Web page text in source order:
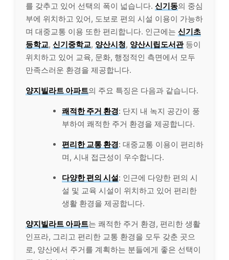
를 갖추고 있어 선택의 폭이 넓습니다. 신기동의 중심
부에 위치하고 있어, 도보로 편의 시설 이용이 가능하
며 대중교통 이용 또한 편리합니다. 인근에는 신기초
등학교, 신기중학교, 양산시청, 양산시립도서관등이
위치하고 있어 교육, 문화, 행정적인 측면에서 모두
만족스러운 환경을 제공합니다.
양지빌라트 아파트의 주요 특징은 다음과 같습니다.
쾌적한 주거 환경: 단지 내 녹지 공간이 풍
부하여 쾌적한 주거 환경을 제공합니다.
편리한 교통 환경: 대중교통 이용이 편리하
며, 시내 접근성이 우수합니다.
다양한 편의 시설: 인근에 다양한 편의 시
설 및 교육 시설이 위치하고 있어 편리한
생활 환경을 제공합니다.
양지빌라트 아파트는 쾌적한 주거 환경, 편리한 생활
인프라, 그리고 편리한 교통 환경을 모두 갖춘 곳으
로, 양산에서 주거를 계획하는 분들에게 좋은 선택이